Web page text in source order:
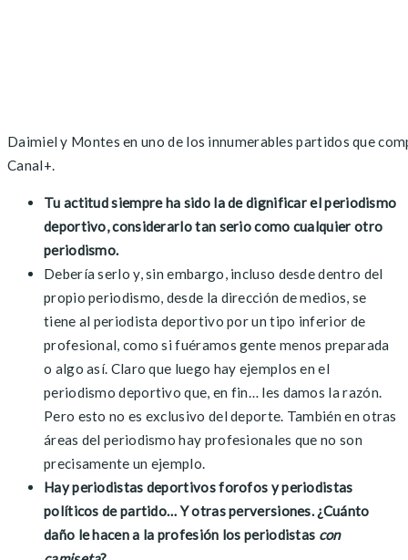
Daimiel y Montes en uno de los innumerables partidos que
Canal+.
Tu actitud siempre ha sido la de dignificar el periodismo
deportivo, considerarlo tan serio como cualquier otro
periodismo.
Debería serlo y, sin embargo, incluso desde dentro del
propio periodismo, desde la dirección de medios, se
tiene al periodista deportivo por un tipo inferior de
profesional, como si fuéramos gente menos preparada
o algo así. Claro que luego hay ejemplos en el
periodismo deportivo que, en fin… les damos la razón.
Pero esto no es exclusivo del deporte. También en otras
áreas del periodismo hay profesionales que no son
precisamente un ejemplo.
Hay periodistas deportivos forofos y periodistas
políticos de partido… Y otras perversiones. ¿Cuánto
daño le hacen a la profesión los periodistas con